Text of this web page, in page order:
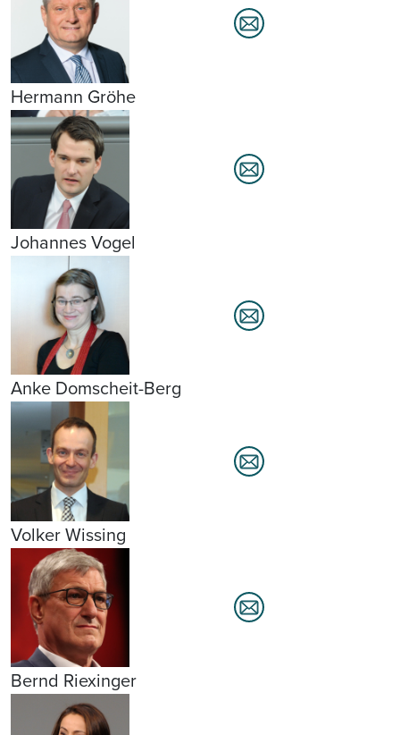
Hermann Gröhe
Johannes Vogel
Anke Domscheit-Berg
Volker Wissing
Bernd Riexinger